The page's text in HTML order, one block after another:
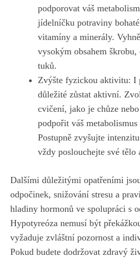
podporovat váš
jídelníčku potraviny
vitamíny a minerály.
vysokým obsahem škrobu,
tuků.
Zvýšte fyzickou aktivitu: I
důležité zůstat aktivní.
cvičení, jako je⁢ chůze
podpořit váš
⁣Postupně zvyšujte‌
⁤vždy poslouchejte své tělo
Dalšími ⁣důležitými opatřeními
odpočinek, snižování⁤ stresu ⁤a
hladiny ⁢hormonů ve spolupráci s
Hypotyreóza nemusí‌ být
vyžaduje zvláštní pozornost a
Pokud budete dodržovat zdravý